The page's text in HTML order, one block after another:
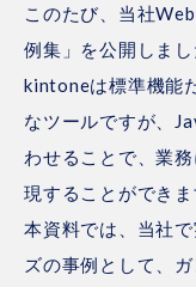
このたび、当社
例集」を公開しまし
kintoneは標準機能
なツールですが、
わせることで、業
現することができま
本資料では、当社
ズの事例として、